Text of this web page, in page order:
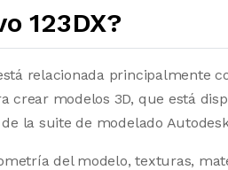
123DX?
relacionada principalmente
modelos 3D, que está
la suite de modelado Autodesk
del modelo, texturas,